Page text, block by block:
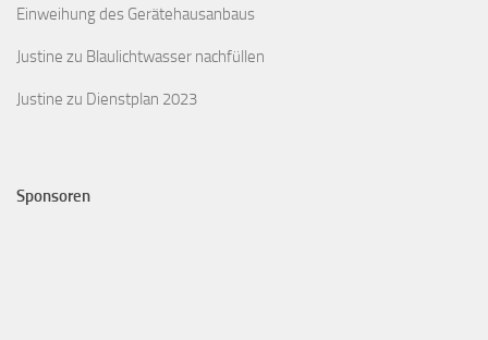
Einweihung des Gerätehausanbaus
Justine zu Blaulichtwasser nachfüllen
Justine zu Dienstplan 2023
Sponsoren